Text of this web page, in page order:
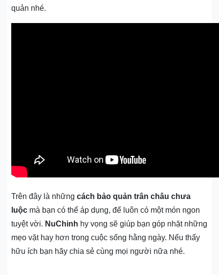
quản nhé.
Trên đây là những cách bảo quản trân châu chưa
luộc mà bạn có thể áp dụng, để luôn có một món ngon
tuyệt vời. NuChinh hy vọng sẽ giúp bạn góp nhặt những
mẹo vặt hay hơn trong cuộc sống hằng ngày. Nếu thấy
hữu ích bạn hãy chia sẻ cùng mọi người nữa nhé.